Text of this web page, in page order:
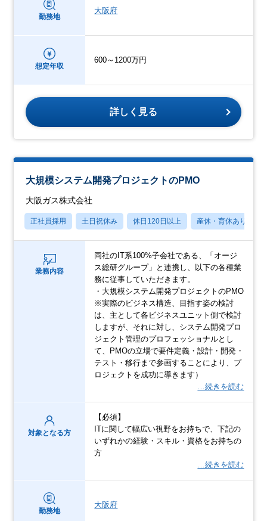
勤務地
大阪府
想定年収
600～1200万円
詳しく見る
大規模システム開発プロジェクトのPMO
大阪ガス株式会社
正社員採用 土日祝休み 休日120日以上 産休・育休あり
業務内容
同社のIT系100%子会社である、「オージ
ス総研グループ」と連携し、以下の各種業
務に従事していただきます。
・大規模システム開発プロジェクトのPMO
※実際のビジネス構造、目指す姿の検討
は、主として各ビジネスユニット側で検討
しますが、それに対し、システム開発プロ
ジェクト管理のプロフェッショナルとし
て、PMOの立場で要件定義・設計・開発・
テスト・移行まで参画することにより、プ
ロジェクトを成功に導きます）
…続きを読む
対象となる方
【必須】
ITに関して幅広い視野をお持ちで、下記の
いずれかの経験・スキル・資格をお持ちの
方
…続きを読む
勤務地
大阪府